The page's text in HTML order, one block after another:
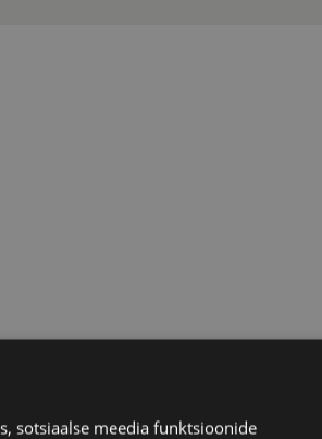
sotsiaalse meedia funktsioonide